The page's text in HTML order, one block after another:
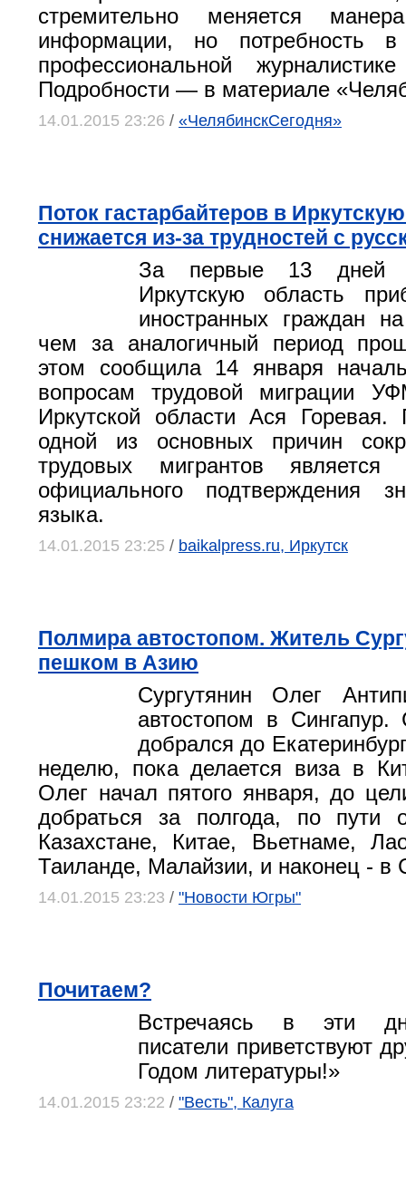
стремительно меняется
информации, но потребность в
профессиональной
Подробности — в материале
14.01.2015 23:26 / «ЧелябинскСегодня»
Поток гастарбайтеров в
снижается из-за трудностей с
За первые 13 дней
Иркутскую область
иностранных граждан
чем за аналогичный период
этом сообщила 14 января
вопросам трудовой миграции
Иркутской области Ася
одной из основных причин
трудовых мигрантов является
официального подтверждения
языка.
14.01.2015 23:25 / baikalpress.ru, Иркутск
Полмира автостопом. Житель
пешком в Азию
Сургутянин Олег
автостопом в
добрался до
неделю, пока делается виза в
Олег начал пятого января, до
добраться за полгода, по пути
Казахстане, Китае, Вьетнаме,
Таиланде, Малайзии, и наконец - в
14.01.2015 23:23 / "Новости Югры"
Почитаем?
Встречаясь в эти
писатели приветствуют
Годом литературы!»
14.01.2015 23:22 / "Весть", Калуга